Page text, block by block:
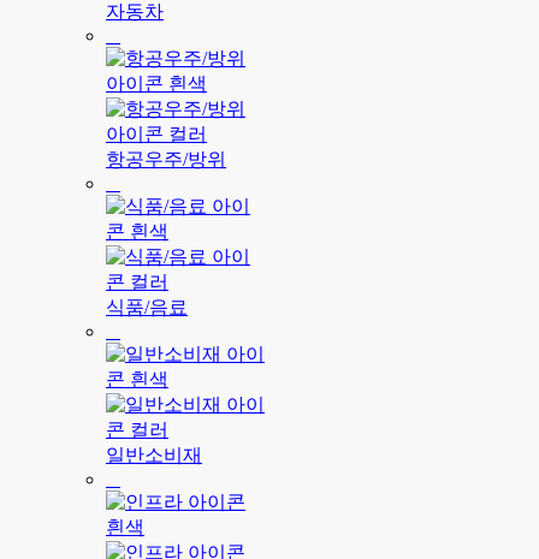
자동차
항공우주/방위
식품/음료
일반소비재